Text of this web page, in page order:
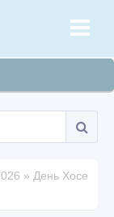
» День Хосе